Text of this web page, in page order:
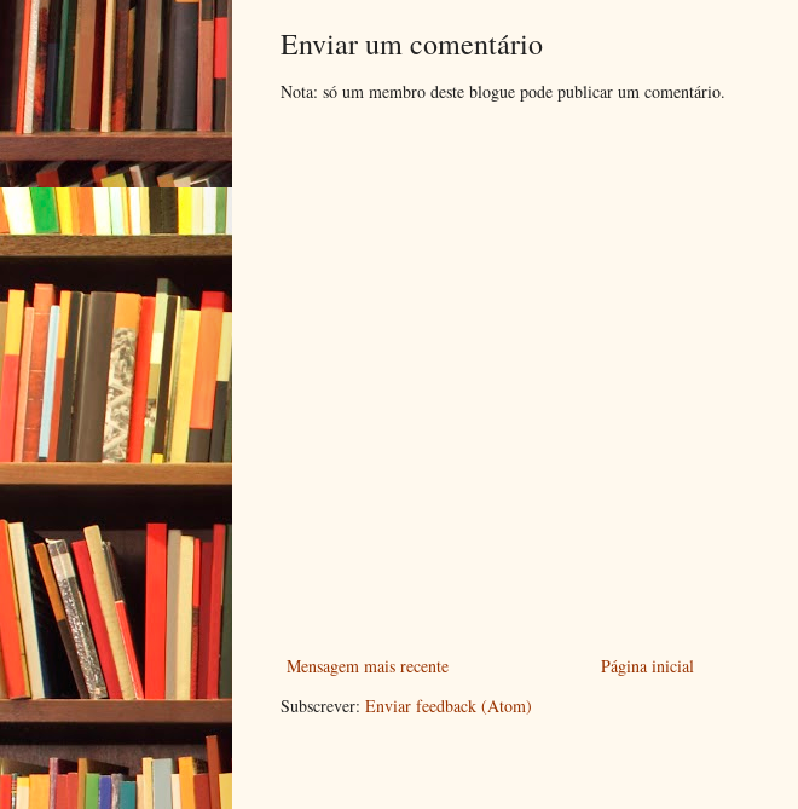
Enviar um comentário
Nota: só um membro deste blogue pode publicar um comentário.
Mensagem mais recente
Página inicial
Subscrever: Enviar feedback (Atom)